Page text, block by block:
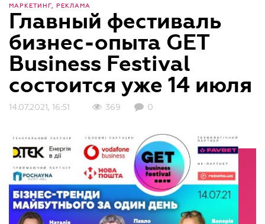
МАРКЕТИНГ, РЕКЛАМА
Главный фестиваль
бизнес-опыта GET
Business Festival
состоится уже 14 июля
14.07.2021, 16:51 369 0